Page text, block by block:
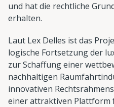
und hat die rechtliche
erhalten.
Laut Lex Delles ist das
logische Fortsetzung der
zur Schaffung einer
nachhaltigen
innovativen
einer attraktiven Plattform